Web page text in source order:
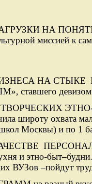
НА
миссией к
НА
, ставшего
широту охвата
Москвы) и по 1
ПЕРСОНАЛА
и этно-
ВУЗов –пойдут